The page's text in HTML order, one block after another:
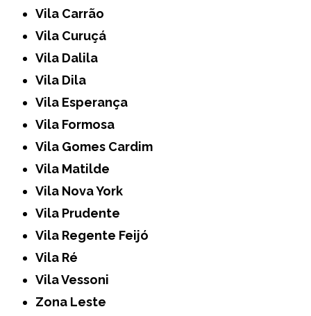
Vila Carrão
Vila Curuçá
Vila Dalila
Vila Dila
Vila Esperança
Vila Formosa
Vila Gomes Cardim
Vila Matilde
Vila Nova York
Vila Prudente
Vila Regente Feijó
Vila Ré
Vila Vessoni
Zona Leste